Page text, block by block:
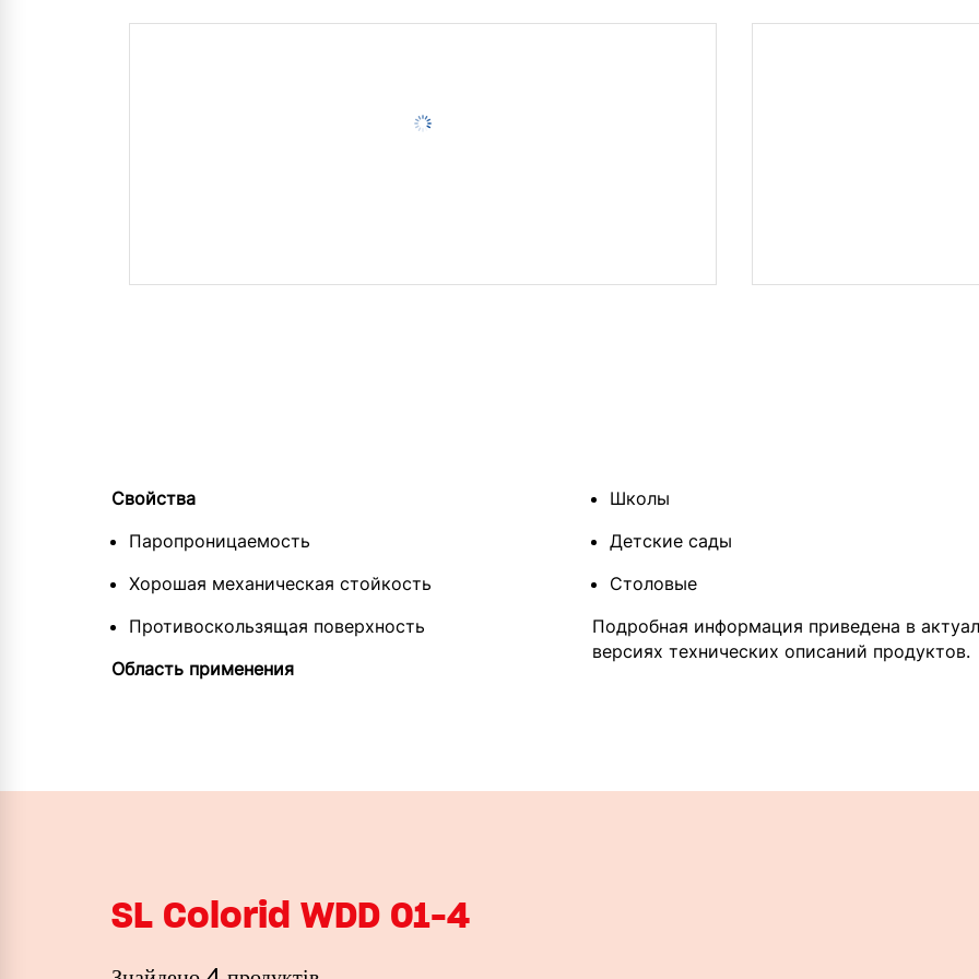
Свойства
Паропроницаемость
Хорошая механическая стойкость
Противоскользящая поверхность
Область применения
Школы
Детские сады
Столовые
Подробная информация приведена в
версиях технических описаний продуктов.
SL Colorid WDD 01-4